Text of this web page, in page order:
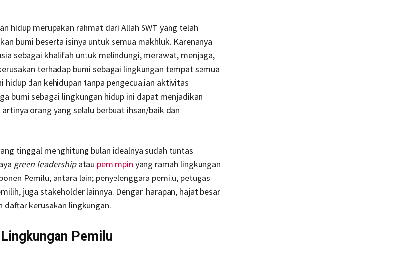
hidup merupakan rahmat dari Allah SWT yang telah
bumi beserta isinya untuk semua makhluk. Karenanya
sebagai khalifah untuk melindungi, merawat, menjaga,
terhadap bumi sebagai lingkungan tempat semua
hidup dan kehidupan tanpa pengecualian aktivitas
bumi sebagai lingkungan hidup ini dapat menjadikan
orang yang selalu berbuat ihsan/baik dan
tinggal menghitung bulan idealnya sudah tuntas
green leadershipatau pemimpin yang ramah lingkungan
Pemilu, antara lain; penyelenggara pemilu, petugas
juga stakeholder lainnya. Dengan harapan, hajat besar
daftar kerusakan lingkungan.
Pemilu